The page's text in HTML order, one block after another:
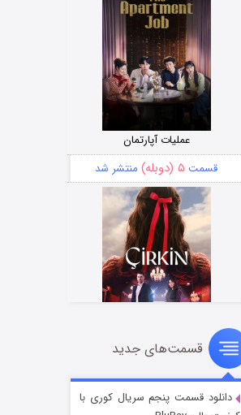
عملیات آپارتمان
قسمت ۵ (دوبله) منتشر شد
سریال زشت
قسمت۲ (زیرنویس) منتشر شد
قسمت‌های جدید
دانلود قسمت پنجم سریال کوری با